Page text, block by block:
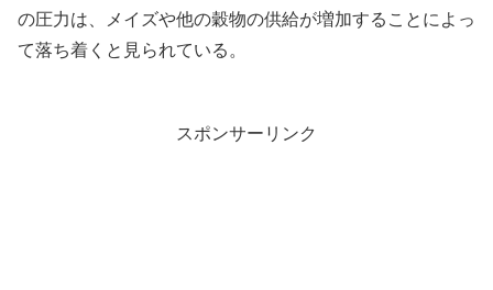
の圧力は、メイズや他の穀物の供給が増加することによっ
て落ち着くと見られている。
スポンサーリンク